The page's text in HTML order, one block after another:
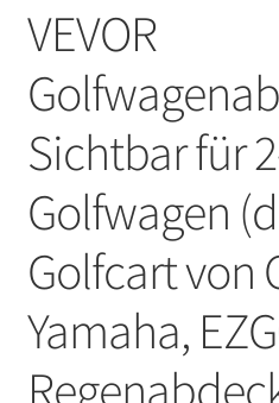
VEVOR
Sichtbar für
Golfwagen
Golfcart von
Yamaha,